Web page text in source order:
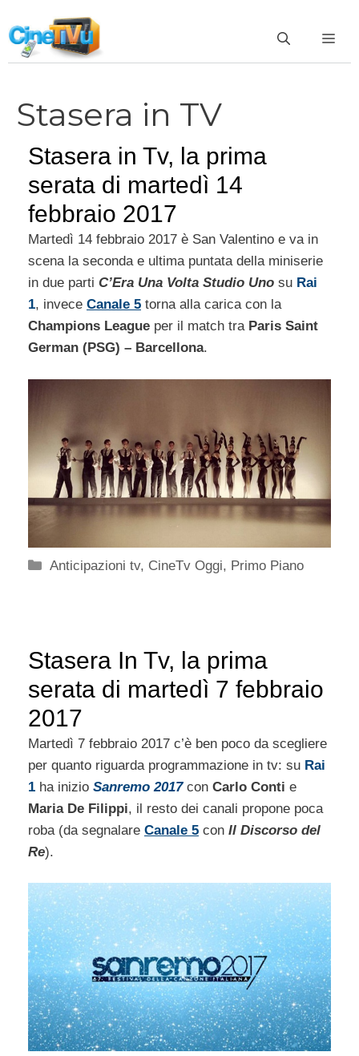
al
contenuto
Stasera in TV
Stasera in Tv, la prima
serata di martedì 14
febbraio 2017
Martedì 14 febbraio 2017 è San Valentino e va in
scena la seconda e ultima puntata della miniserie
in due parti C’Era Una Volta Studio Uno su Rai
1, invece Canale 5 torna alla carica con la
Champions League per il match tra Paris Saint
German (PSG) – Barcellona.
Categorie
Anticipazioni tv, CineTv Oggi, Primo Piano
Stasera In Tv, la prima
serata di martedì 7 febbraio
2017
Martedì 7 febbraio 2017 c’è ben poco da scegliere
per quanto riguarda programmazione in tv: su Rai
1 ha inizio Sanremo 2017con Carlo Conti e
Maria De Filippi, il resto dei canali propone poca
roba (da segnalare Canale 5 con Il Discorso del
Re).